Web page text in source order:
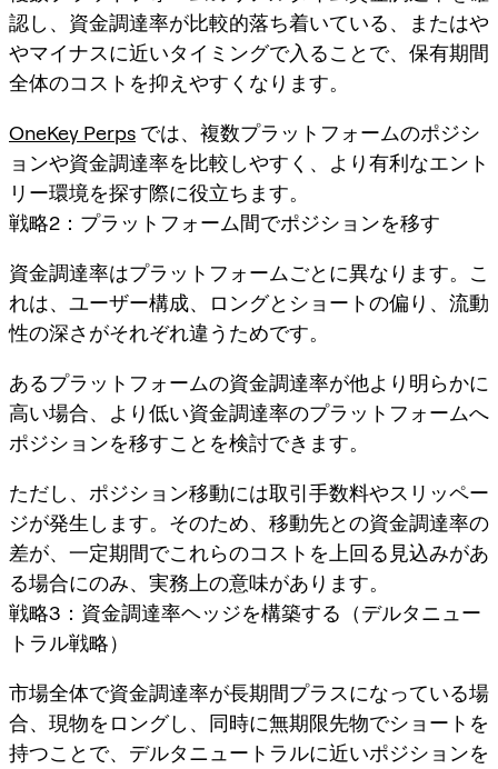
認し、資金調達率が比較的落ち着いている、またはや
やマイナスに近いタイミングで入ることで、保有期間
全体のコストを抑えやすくなります。
OneKey Perps では、複数プラットフォームのポジシ
ョンや資金調達率を比較しやすく、より有利なエント
リー環境を探す際に役立ちます。
戦略2：プラットフォーム間でポジションを移す
資金調達率はプラットフォームごとに異なります。こ
れは、ユーザー構成、ロングとショートの偏り、流動
性の深さがそれぞれ違うためです。
あるプラットフォームの資金調達率が他より明らかに
高い場合、より低い資金調達率のプラットフォームへ
ポジションを移すことを検討できます。
ただし、ポジション移動には取引手数料やスリッペー
ジが発生します。そのため、移動先との資金調達率の
差が、一定期間でこれらのコストを上回る見込みがあ
る場合にのみ、実務上の意味があります。
戦略3：資金調達率ヘッジを構築する（デルタニュー
トラル戦略）
市場全体で資金調達率が長期間プラスになっている場
合、現物をロングし、同時に無期限先物でショートを
持つことで、デルタニュートラルに近いポジションを